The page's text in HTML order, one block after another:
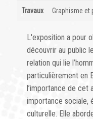
Travaux Graphisme et
L'exposition a pour
découvrir au public
relation qui lie
particulièrement en
l’importance de cet
importance sociale,
culturelle. Elle